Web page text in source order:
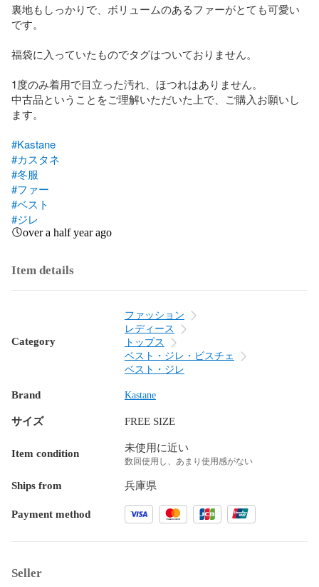
裏地もしっかりで、ボリュームのあるファーがとても可愛い
です。
福袋に入っていたものでタグはついておりません。
1度のみ着用で目立った汚れ、ほつれはありません。
中古品ということをご理解いただいた上で、ご購入お願いし
ます。
#Kastane
#カスタネ
#冬服
#ファー
#ベスト
#ジレ
over a half year ago
Item details
Category
ファッション
レディース
トップス
ベスト・ジレ・ビスチェ
ベスト・ジレ
Brand Kastane
サイズ FREE SIZE
Item condition 未使用に近い
数回使用し、あまり使用感がない
Ships from 兵庫県
Payment method
Seller